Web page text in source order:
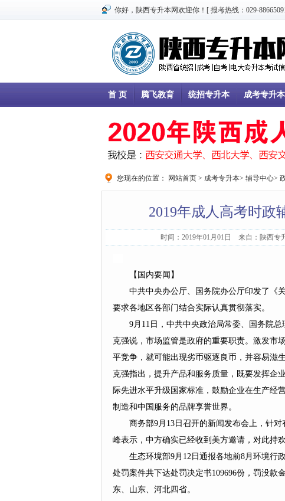
你好，陕西专升本网欢迎你！[ 报考热线：029-
首 页 腾飞教育 统招专升本 成考专升本
您现在的位置： 网站首页 > 成考专升本> 辅导中心>
2019年成人高考时政
时间：2019年01月01日 来自：陕西
【国内要闻】
中共中央办公厅、国务院办公厅印发了《
要求各地区各部门结合实际认真贯彻落实。
9月11日，中共中央政治局常委、国务院
克强说，市场监管是政府的重要职责。激发市
平竞争，就可能出现劣币驱逐良币，并容易滋
克强指出，提升产品和服务质量，既要发挥企
际先进水平升级国家标准，鼓励企业在生产经
制造和中国服务的品牌享誉世界。
商务部9月13日召开的新闻发布会上，针
峰表示，中方确实已经收到美方邀请，对此持
生态环境部9月12日通报各地前8月环境行
处罚案件共下达处罚决定书109696份，罚没款
东、山东、河北四省。